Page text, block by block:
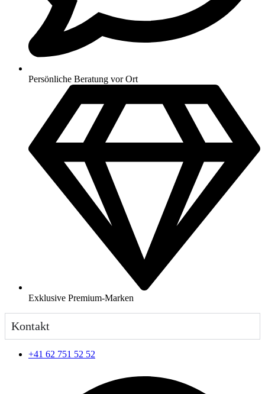
Persönliche Beratung vor Ort
Exklusive Premium-Marken
Kontakt
+41 62 751 52 52